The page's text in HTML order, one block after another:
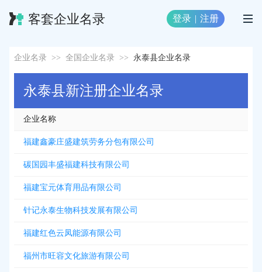
客套企业名录 登录 | 注册
企业名录 >> 全国企业名录 >> 永泰县企业名录
永泰县新注册企业名录
企业名称
福建鑫豪庄盛建筑劳务分包有限公司
碳国园丰盛福建科技有限公司
福建宝元体育用品有限公司
针记永泰生物科技发展有限公司
福建红色云凤能源有限公司
福州市旺容文化旅游有限公司